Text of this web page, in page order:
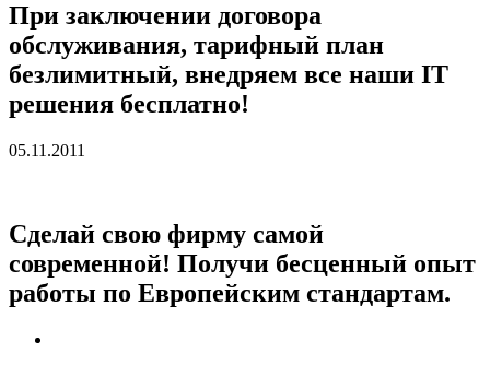
При заключении договора
обслуживания, тарифный план
безлимитный, внедряем все наши IT
решения бесплатно!
05.11.2011
Сделай свою фирму самой
современной! Получи бесценный опыт
работы по Европейским стандартам.